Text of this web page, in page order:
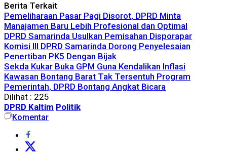
Berita Terkait
Pemeliharaan Pasar Pagi Disorot, DPRD Minta
Manajamen Baru Lebih Profesional dan Optimal
DPRD Samarinda Usulkan Pemisahan Disporapar
Komisi III DPRD Samarinda Dorong Penyelesaian
Penertiban PK5 Dengan Bijak
Sekda Kukar Buka GPM Guna Kendalikan Inflasi
Kawasan Bontang Barat Tak Tersentuh Program
Pemerintah, DPRD Bontang Angkat Bicara
Dilihat : 225
DPRD Kaltim Politik
Komentar